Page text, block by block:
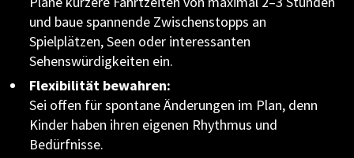
und baue spannende Zwischenstopps an
Spielplätzen, Seen oder interessanten
Sehenswürdigkeiten ein.
Flexibilität bewahren:
Sei offen für spontane Änderungen im Plan, denn
Kinder haben ihren eigenen Rhythmus und
Bedürfnisse.